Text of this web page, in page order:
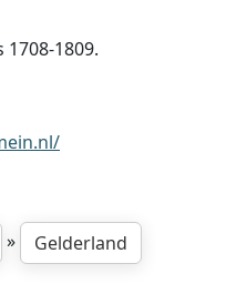
1809.
» Gelderland